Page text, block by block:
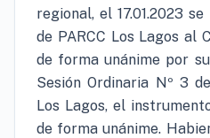
regional, el 17.01.2023
de PARCC Los Lagos al
de forma unánime por
Sesión Ordinaria Nº 3
Los Lagos, el
de forma unánime.